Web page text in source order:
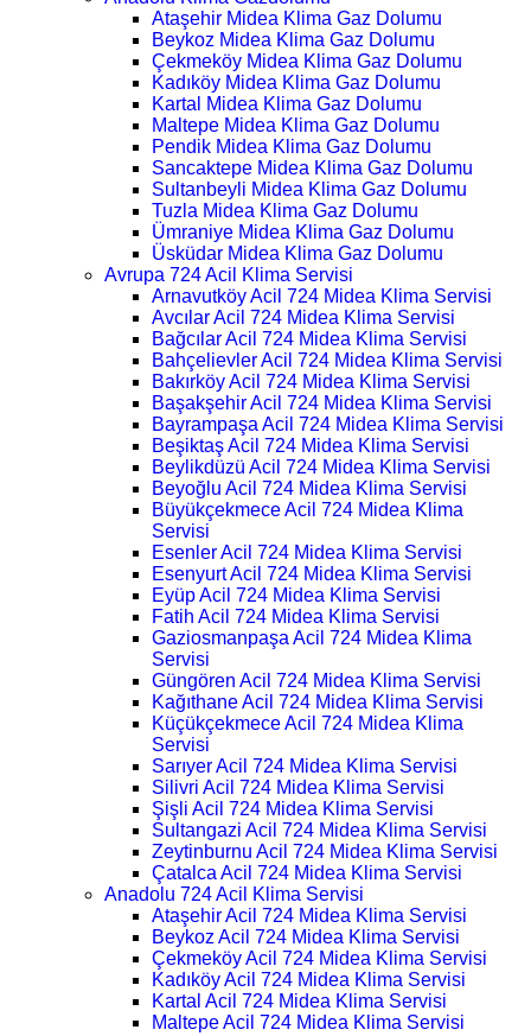
Ataşehir Midea Klima Gaz Dolumu
Beykoz Midea Klima Gaz Dolumu
Çekmeköy Midea Klima Gaz Dolumu
Kadıköy Midea Klima Gaz Dolumu
Kartal Midea Klima Gaz Dolumu
Maltepe Midea Klima Gaz Dolumu
Pendik Midea Klima Gaz Dolumu
Sancaktepe Midea Klima Gaz Dolumu
Sultanbeyli Midea Klima Gaz Dolumu
Tuzla Midea Klima Gaz Dolumu
Ümraniye Midea Klima Gaz Dolumu
Üsküdar Midea Klima Gaz Dolumu
Avrupa 724 Acil Klima Servisi
Arnavutköy Acil 724 Midea Klima Servisi
Avcılar Acil 724 Midea Klima Servisi
Bağcılar Acil 724 Midea Klima Servisi
Bahçelievler Acil 724 Midea Klima Servisi
Bakırköy Acil 724 Midea Klima Servisi
Başakşehir Acil 724 Midea Klima Servisi
Bayrampaşa Acil 724 Midea Klima Servisi
Beşiktaş Acil 724 Midea Klima Servisi
Beylikdüzü Acil 724 Midea Klima Servisi
Beyoğlu Acil 724 Midea Klima Servisi
Büyükçekmece Acil 724 Midea Klima
Servisi
Esenler Acil 724 Midea Klima Servisi
Esenyurt Acil 724 Midea Klima Servisi
Eyüp Acil 724 Midea Klima Servisi
Fatih Acil 724 Midea Klima Servisi
Gaziosmanpaşa Acil 724 Midea Klima
Servisi
Güngören Acil 724 Midea Klima Servisi
Kağıthane Acil 724 Midea Klima Servisi
Küçükçekmece Acil 724 Midea Klima
Servisi
Sarıyer Acil 724 Midea Klima Servisi
Silivri Acil 724 Midea Klima Servisi
Şişli Acil 724 Midea Klima Servisi
Sultangazi Acil 724 Midea Klima Servisi
Zeytinburnu Acil 724 Midea Klima Servisi
Çatalca Acil 724 Midea Klima Servisi
Anadolu 724 Acil Klima Servisi
Ataşehir Acil 724 Midea Klima Servisi
Beykoz Acil 724 Midea Klima Servisi
Çekmeköy Acil 724 Midea Klima Servisi
Kadıköy Acil 724 Midea Klima Servisi
Kartal Acil 724 Midea Klima Servisi
Maltepe Acil 724 Midea Klima Servisi